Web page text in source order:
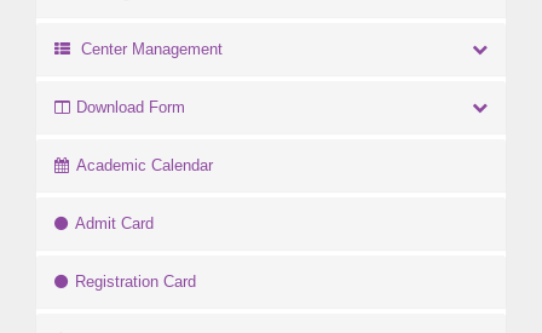
Center Management
Download Form
Academic Calendar
Admit Card
Registration Card